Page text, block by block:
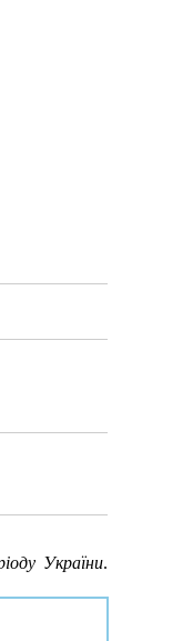
України.